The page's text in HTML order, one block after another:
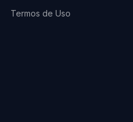
Termos de Uso